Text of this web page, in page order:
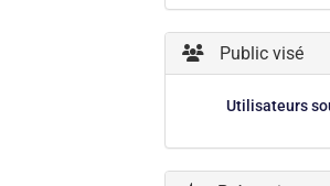
Public visé
Utilisateurs